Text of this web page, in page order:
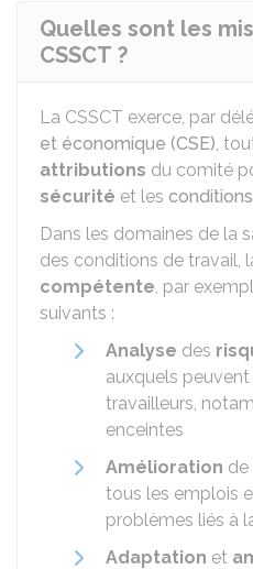
Quelles sont les
CSSCT ?
La CSSCT exerce, par
et économique (CSE),
attributions du comité
sécurité et les
Dans les domaines de la
des conditions de travail,
compétente, par
suivants :
Analyse des
auxquels
travailleurs,
enceintes
Amélioration de
tous les emplois
problèmes liés à
Adaptation et